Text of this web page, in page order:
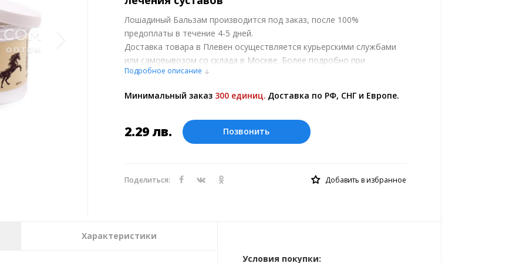
Лошадиный Бальзам производится под заказ, после 100%
предоплаты в течение 4-5 дней.
Доставка товара в Плевен осуществляется курьерскими службами
или самовывозом со склада в Москве. Более подробно при
обсуждении заказа с менеджером.
курсу ЦБ РФ на 08.08.2026. Текущий курс 10 руб.= 0.269175 лв.
Подробное описание
Минимальный заказ 300 единиц. Доставка по РФ, СНГ и Европе.
2.29 лв. Позвонить
Поделиться: Добавить в избранное
Характеристики
Условия покупки: